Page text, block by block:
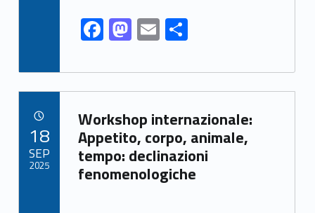
F
ac
e
b
o
o
k
M
as
to
d
o
n
E
m
ai
l
S
h
ar
e
Link identifier archive #link-archive-36910
Workshop internazionale:
Appetito, corpo, animale,
tempo: declinazioni
fenomenologiche
18
SEP
2025